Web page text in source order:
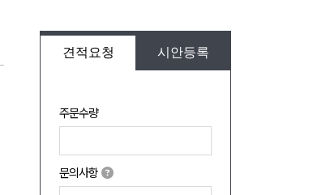
견적요청 시안등록
주문수량
문의사항